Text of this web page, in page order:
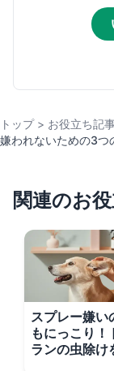
トップ > お役立ち記
嫌われないための3つ
関連のお
スプレー嫌い
もにっこり！
ランの虫除け